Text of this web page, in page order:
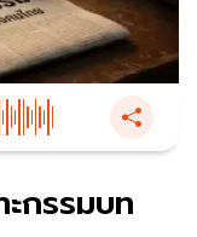
ะกรรมบท